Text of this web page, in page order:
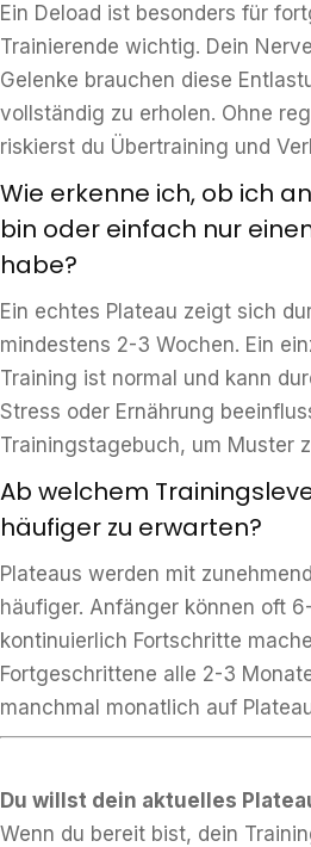
Ein Deload ist besonders für
Trainierende wichtig. Dein
Gelenke brauchen diese
vollständig zu erholen. Ohne
riskierst du Übertraining und
Wie erkenne ich, ob ich
bin oder einfach nur
habe?
Ein echtes Plateau zeigt sich
mindestens 2-3 Wochen. Ein
Training ist normal und kann
Stress oder Ernährung
Trainingstagebuch, um Muster
Ab welchem
häufiger zu erwarten?
Plateaus werden mit
häufiger. Anfänger können oft
kontinuierlich Fortschritte
Fortgeschrittene alle 2-3
manchmal monatlich auf
Du willst dein aktuelles
Wenn du bereit bist, dein